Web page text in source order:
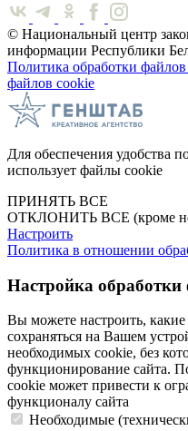
© Национальный центр
информации Республики
Политика обработки
файлов cookie
Для обеспечения удобства
использует файлы cookie
ПРИНЯТЬ ВСЕ
ОТКЛОНИТЬ ВСЕ (кроме
Настроить
Политика в отношении
Настройка обработки
Вы можете настроить,
сохраняться на Вашем
необходимых cookie, без
функционирование сайта.
cookie может привести к
функционалу сайта
Необходимые